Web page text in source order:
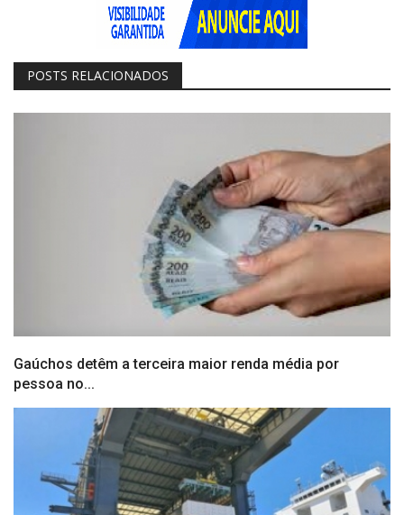
POSTS RELACIONADOS
Gaúchos detêm a terceira maior renda média por
pessoa no...